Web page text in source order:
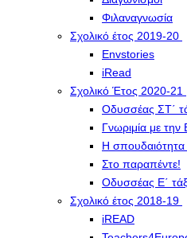
Φιλαναγνωσία
Σχολικό έτος 2019-20
Envstories
iRead
Σχολικό Έτος 2020-21
Οδυσσέας ΣΤ΄
Γνωριμία με
Η σπουδαιότητα
Στο παραπέντε!
Οδυσσέας Ε΄
Σχολικό έτος 2018-19
iREAD